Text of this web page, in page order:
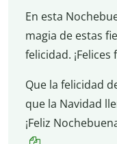
En esta
magia de estas
felicidad. ¡Felices
Que la felicidad
que la Navidad
¡Feliz